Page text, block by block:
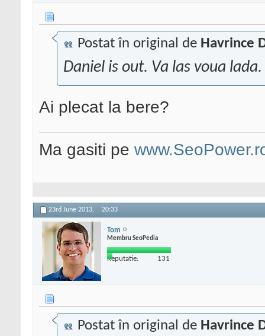
Postat în original de Havrince
Daniel is out. Va las voua lada.
Ai plecat la bere?
Ma gasiti pe
23rd June 2013, 20:33
Tom
Membru SeoPedia
Reputatie: 131
Postat în original de Havrince